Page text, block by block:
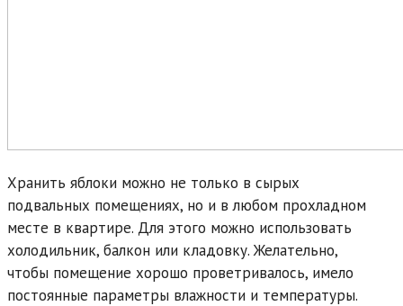
Хранить яблоки можно не только в сырых
подвальных помещениях, но и в любом прохладном
месте в квартире. Для этого можно использовать
холодильник, балкон или кладовку. Желательно,
чтобы помещение хорошо проветривалось, имело
постоянные параметры влажности и температуры.